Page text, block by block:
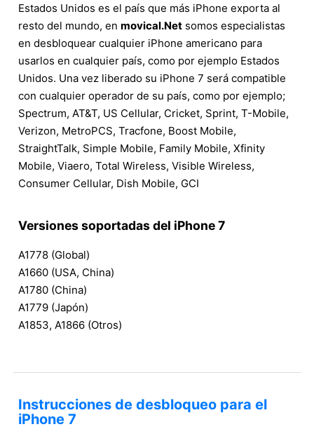
Estados Unidos es el país que más iPhone exporta al
resto del mundo, en movical.Net somos especialistas
en desbloquear cualquier iPhone americano para
usarlos en cualquier país, como por ejemplo Estados
Unidos. Una vez liberado su iPhone 7 será compatible
con cualquier operador de su país, como por ejemplo;
Spectrum, AT&T, US Cellular, Cricket, Sprint, T-Mobile,
Verizon, MetroPCS, Tracfone, Boost Mobile,
StraightTalk, Simple Mobile, Family Mobile, Xfinity
Mobile, Viaero, Total Wireless, Visible Wireless,
Consumer Cellular, Dish Mobile, GCI
Versiones soportadas del iPhone 7
A1778 (Global)
A1660 (USA, China)
A1780 (China)
A1779 (Japón)
A1853, A1866 (Otros)
Instrucciones de desbloqueo para el
iPhone 7